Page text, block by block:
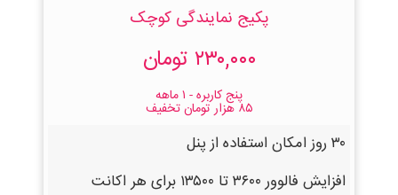
پکیج نمایندگی کوچک
۲۳۰,۰۰۰ تومان
پنج کاربره - ۱ ماهه
۸۵ هزار تومان تخفیف
۳۰ روز امکان استفاده از پنل
افزایش فالوور ۳۶۰۰ تا ۱۳۵۰۰ برای هر اکانت